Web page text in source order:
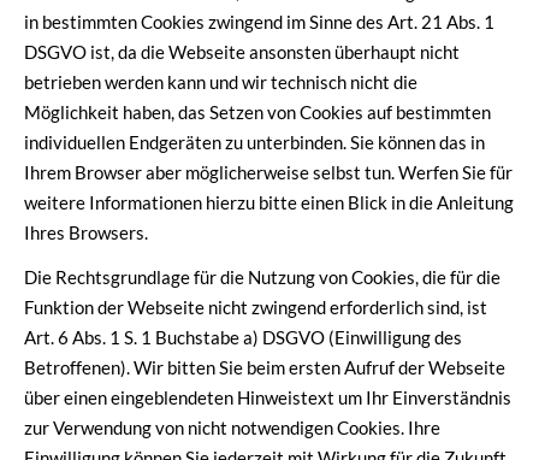
in bestimmten Cookies zwingend im Sinne des Art. 21 Abs. 1
DSGVO ist, da die Webseite ansonsten überhaupt nicht
betrieben werden kann und wir technisch nicht die
Möglichkeit haben, das Setzen von Cookies auf bestimmten
individuellen Endgeräten zu unterbinden. Sie können das in
Ihrem Browser aber möglicherweise selbst tun. Werfen Sie für
weitere Informationen hierzu bitte einen Blick in die Anleitung
Ihres Browsers.
Die Rechtsgrundlage für die Nutzung von Cookies, die für die
Funktion der Webseite nicht zwingend erforderlich sind, ist
Art. 6 Abs. 1 S. 1 Buchstabe a) DSGVO (Einwilligung des
Betroffenen). Wir bitten Sie beim ersten Aufruf der Webseite
über einen eingeblendeten Hinweistext um Ihr Einverständnis
zur Verwendung von nicht notwendigen Cookies. Ihre